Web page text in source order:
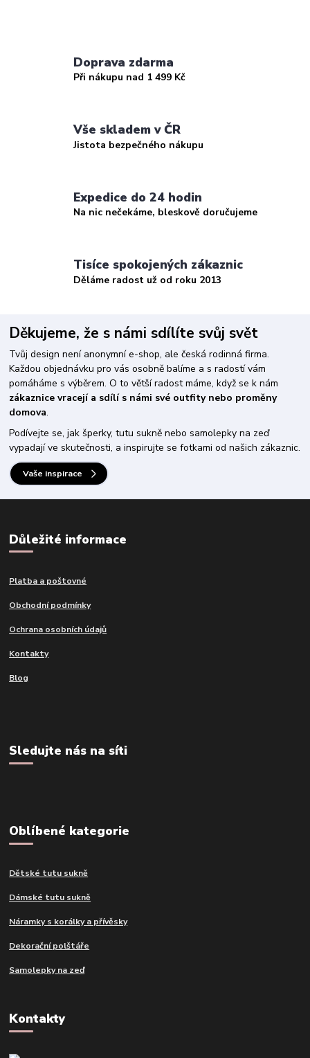
Doprava zdarma
Při nákupu nad 1 499 Kč
Vše skladem v ČR
Jistota bezpečného nákupu
Expedice do 24 hodin
Na nic nečekáme, bleskově doručujeme
Tisíce spokojených zákaznic
Děláme radost už od roku 2013
Děkujeme, že s námi sdílíte svůj svět
Tvůj design není anonymní e-shop, ale česká rodinná firma.
Každou objednávku pro vás osobně balíme a s radostí vám
pomáháme s výběrem. O to větší radost máme, když se k nám
zákaznice vracejí a sdílí s námi své outfity nebo proměny
domova.
Podívejte se, jak šperky, tutu sukně nebo samolepky na zeď
vypadají ve skutečnosti, a inspirujte se fotkami od našich zákaznic.
Vaše inspirace
Důležité informace
Platba a poštovné
Obchodní podmínky
Ochrana osobních údajů
Kontakty
Blog
Sledujte nás na síti
Oblíbené kategorie
Dětské tutu sukně
Dámské tutu sukně
Náramky s korálky a přívěsky
Dekorační polštáře
Samolepky na zeď
Kontakty